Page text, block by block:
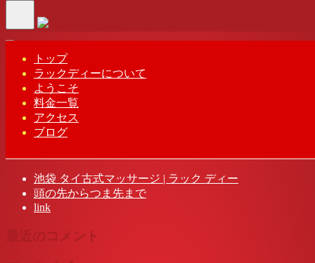
Toggle
navigation
トップ
ラックディーについて
ようこそ
料金一覧
アクセス
ブログ
-エミ(…
エミ(Emi)ラック ディー タイ古式マッサージ | 池袋
池袋 タイ古式マッサージ | ラック ディー
頭の先からつま先まで
link
最近のコメント